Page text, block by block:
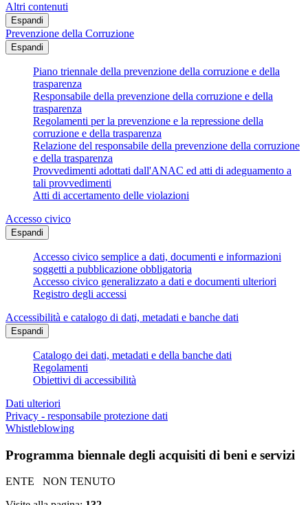
Altri contenuti
Espandi
Prevenzione della Corruzione
Espandi
Piano triennale della prevenzione della corruzione e della
trasparenza
Responsabile della prevenzione della corruzione e della
trasparenza
Regolamenti per la prevenzione e la repressione della
corruzione e della trasparenza
Relazione del responsabile della prevenzione della corruzione
e della trasparenza
Provvedimenti adottati dall'ANAC ed atti di adeguamento a
tali provvedimenti
Atti di accertamento delle violazioni
Accesso civico
Espandi
Accesso civico semplice a dati, documenti e informazioni
soggetti a pubblicazione obbligatoria
Accesso civico generalizzato a dati e documenti ulteriori
Registro degli accessi
Accessibilità e catalogo di dati, metadati e banche dati
Espandi
Catalogo dei dati, metadati e della banche dati
Regolamenti
Obiettivi di accessibilità
Dati ulteriori
Privacy - responsabile protezione dati
Whistleblowing
Programma biennale degli acquisiti di beni e servizi
ENTE NON TENUTO